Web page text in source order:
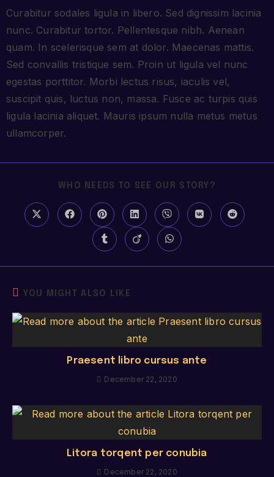
Curabitur sodales ligula in libero. Sed dignissim lacinia
nunc. Curabitur tortor. Pellentesque nibh. Aenean
quam. In scelerisque sem at dolor. Maecenas mattis.
Sed convallis tristique sem. Proin ut ligula vel nunc
egestas porttitor. Morbi lectus risus, iaculis vel,
suscipit quis, luctus non, massa. Fusce ac turpis quis
ligula lacinia aliquet. Mauris ipsum nulla metus metus
ullamcorper.
WHO NEEDS TO SEE OUR STORY?
YOU MIGHT ALSO LIKE
Praesent libro cursus ante
December 22, 2020
Litora torqent per conubia
December 22, 2020